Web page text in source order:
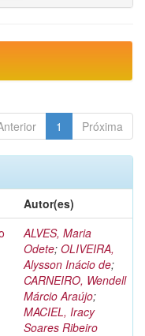
1 Próxima
Autor(es)
ALVES, Maria
Odete; OLIVEIRA,
Alysson Inácio de;
CARNEIRO, Wendell
Márcio Araújo;
MACIEL, Iracy
Soares Ribeiro